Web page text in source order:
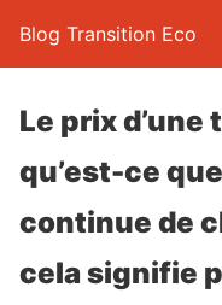
Blog Transition Eco
Le prix d’une
qu’est-ce
continue de
cela signifie